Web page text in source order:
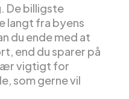
. De billigste
langt fra byens
du ende med at
end du sparer på
vigtigt for
som gerne vil